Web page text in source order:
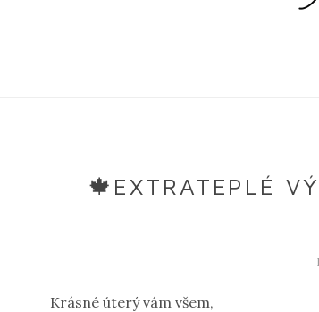
🍁EXTRATEPLÉ
Krásné úterý vám všem,